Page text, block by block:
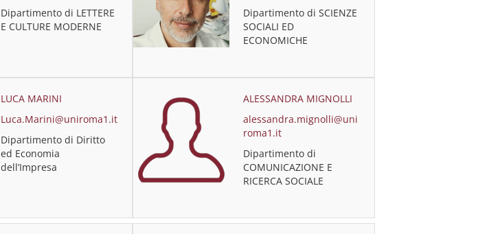
Dipartimento di LETTERE
E CULTURE MODERNE
Dipartimento di SCIENZE
SOCIALI ED
ECONOMICHE
LUCA MARINI
Luca.Marini@uniroma1.it
Dipartimento di Diritto
ed Economia
dell’Impresa
ALESSANDRA MIGNOLLI
alessandra.mignolli@uni
roma1.it
Dipartimento di
COMUNICAZIONE E
RICERCA SOCIALE